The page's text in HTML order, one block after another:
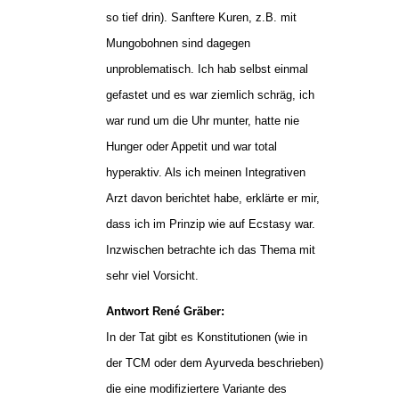
so tief drin). Sanftere Kuren, z.B. mit
Mungobohnen sind dagegen
unproblematisch. Ich hab selbst einmal
gefastet und es war ziemlich schräg, ich
war rund um die Uhr munter, hatte nie
Hunger oder Appetit und war total
hyperaktiv. Als ich meinen Integrativen
Arzt davon berichtet habe, erklärte er mir,
dass ich im Prinzip wie auf Ecstasy war.
Inzwischen betrachte ich das Thema mit
sehr viel Vorsicht.
Antwort René Gräber:
In der Tat gibt es Konstitutionen (wie in
der TCM oder dem Ayurveda beschrieben)
die eine modifiziertere Variante des